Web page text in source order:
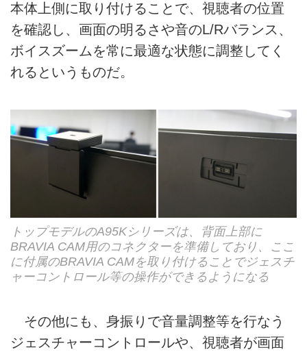
本体上側に取り付けることで、視聴者の位置
を確認し、画面の明るさや音のL/Rバランス、
ボイスズームを常に最適な状態に調整してく
れるというものだ。
トップモデルのA95Kシリーズは、背面上部に
BRAVIA CAM用のコネクターを準備しており、ここ
に付属のBRAVIA CAMを取り付けることでジェスチ
ャーコントロール等の操作ができるようになる
その他にも、身振りで音量調整等を行なう
ジェスチャーコントロールや、視聴者が画面